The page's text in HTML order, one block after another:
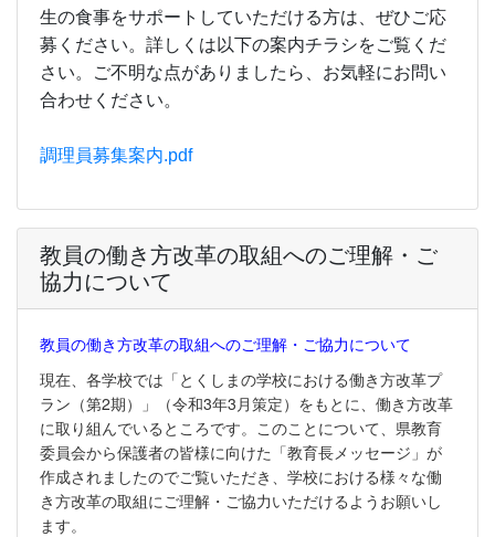
生の食事をサポートしていただける方は、ぜひご応
募ください。詳しくは以下の案内チラシをご覧くだ
さい。
ご不明な点がありましたら、お気軽にお問い
合わせください。
調理員募集案内.pdf
教員の働き方改革の取組へのご理解・ご
協力について
教員の働き方改革の取組へのご理解・ご協力について
現在、各学校では「とくしまの学校における働き方改革プ
ラン（第2期）」（令和3年3月策定）をもとに、働き方改革
に取り組んでいるところです。このことについて、県教育
委員会から保護者の皆様に向けた「教育長メッセージ」が
作成されましたのでご覧いただき、学校における様々な働
き方改革の取組にご理解・ご協力いただけるようお願いし
ます。